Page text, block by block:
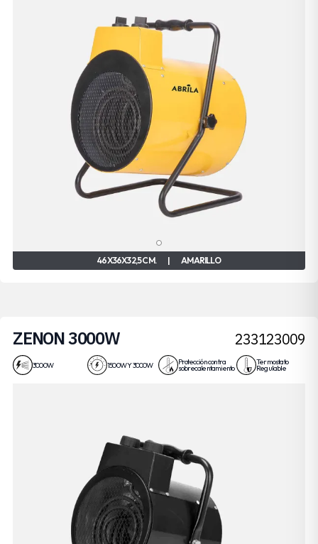
46X36X32,5 CM. | AMARILLO
ZENON 3000W 233123009
3000W 1500W Y 3000W Protección contra
sobrecalentamiento
Termostato
Regulable